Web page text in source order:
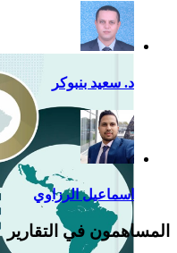
للصين في أمريكا
د. سعيد بنبوكر
اسماعيل الرزاوي
المساهمون في التقارير